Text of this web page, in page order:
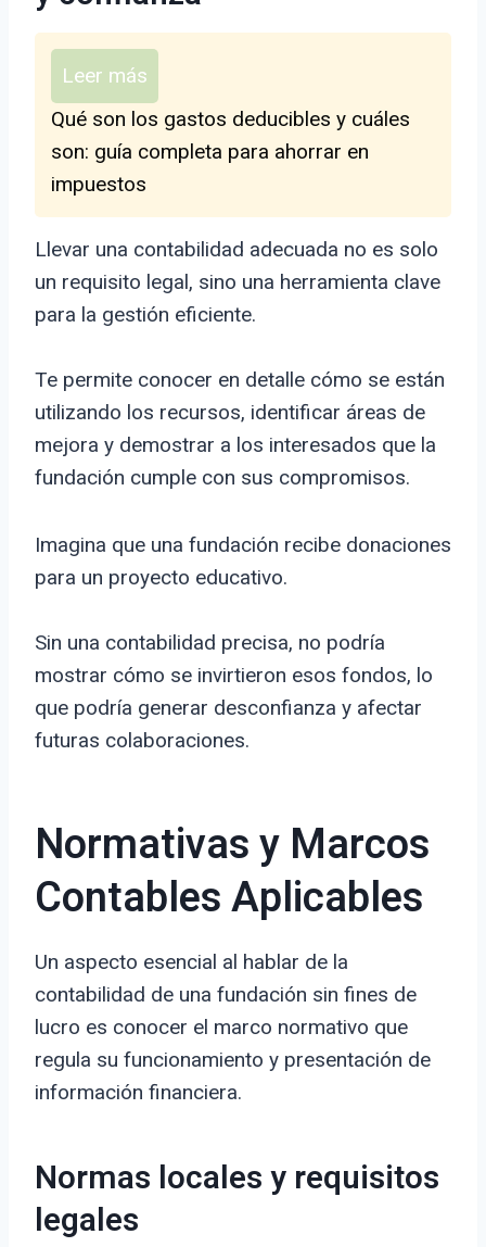
Leer más
Qué son los gastos deducibles y cuáles
son: guía completa para ahorrar en
impuestos
Llevar una contabilidad adecuada no es solo
un requisito legal, sino una herramienta clave
para la gestión eficiente.
Te permite conocer en detalle cómo se están
utilizando los recursos, identificar áreas de
mejora y demostrar a los interesados que la
fundación cumple con sus compromisos.
Imagina que una fundación recibe donaciones
para un proyecto educativo.
Sin una contabilidad precisa, no podría
mostrar cómo se invirtieron esos fondos, lo
que podría generar desconfianza y afectar
futuras colaboraciones.
Normativas y Marcos
Contables Aplicables
Un aspecto esencial al hablar de la
contabilidad de una fundación sin fines de
lucro es conocer el marco normativo que
regula su funcionamiento y presentación de
información financiera.
Normas locales y requisitos
legales